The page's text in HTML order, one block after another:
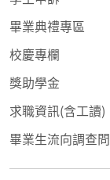
畢業典禮專區
校慶專欄
獎助學金
求職資訊(含工讀)
畢業生流向調查